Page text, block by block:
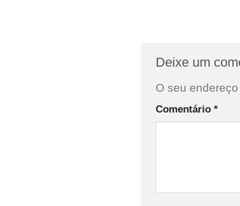
Deixe um
O seu
Comentário *